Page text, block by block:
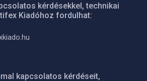
kérdésekkel, technikai
Kiadóhoz fordulhat:
kapcsolatos kérdéseit,